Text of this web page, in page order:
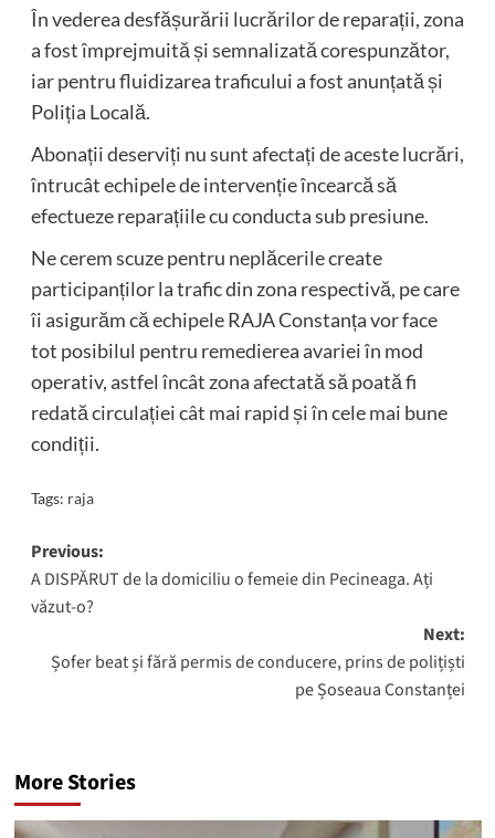
În vederea desfășurării lucrărilor de reparații, zona
a fost împrejmuită și semnalizată corespunzător,
iar pentru fluidizarea traficului a fost anunțată și
Poliția Locală.
Abonații deserviți nu sunt afectați de aceste lucrări,
întrucât echipele de intervenție încearcă să
efectueze reparațiile cu conducta sub presiune.
Ne cerem scuze pentru neplăcerile create
participanților la trafic din zona respectivă, pe care
îi asigurăm că echipele RAJA Constanța vor face
tot posibilul pentru remedierea avariei în mod
operativ, astfel încât zona afectată să poată fi
redată circulației cât mai rapid și în cele mai bune
condiții.
Tags: raja
Post
navigation
Previous:
A DISPĂRUT de la domiciliu o femeie din Pecineaga. Ați
văzut-o?
Next:
Șofer beat și fără permis de conducere, prins de polițiști
pe Șoseaua Constanței
More Stories